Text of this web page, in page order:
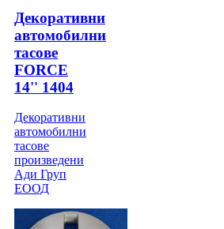
Декоративни
автомобилни
тасове
FORCE
14'' 1404
Декоративни
автомобилни
тасове
произведени
Ади Груп
ЕООД